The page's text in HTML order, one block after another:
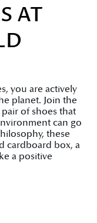
AT
you are actively
planet. Join the
of shoes that
can go
these
cardboard box, a
a positive